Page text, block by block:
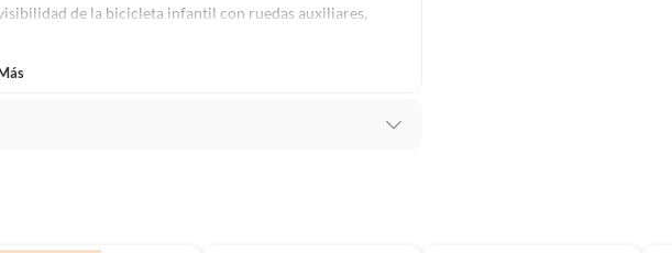
de la bicicleta infantil con ruedas auxiliares,
padres.